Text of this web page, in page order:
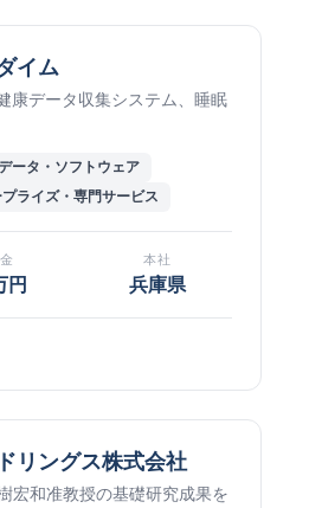
イム
康データ収集システム、睡眠
ータ・ソフトウェア
ライズ・専門サービス
円
本社
兵庫県
リングス株式会社
宏和准教授の基礎研究成果を